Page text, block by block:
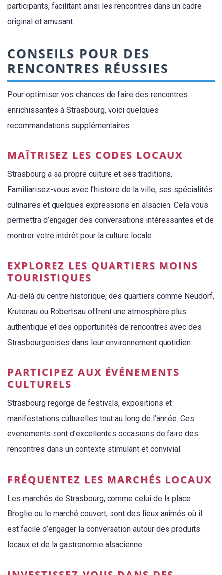
participants, facilitant ainsi les rencontres dans un cadre
original et amusant.
CONSEILS POUR DES
RENCONTRES RÉUSSIES
Pour optimiser vos chances de faire des rencontres
enrichissantes à Strasbourg, voici quelques
recommandations supplémentaires :
MAÎTRISEZ LES CODES LOCAUX
Strasbourg a sa propre culture et ses traditions.
Familiarisez-vous avec l’histoire de la ville, ses spécialités
culinaires et quelques expressions en alsacien. Cela vous
permettra d’engager des conversations intéressantes et de
montrer votre intérêt pour la culture locale.
EXPLOREZ LES QUARTIERS MOINS
TOURISTIQUES
Au-delà du centre historique, des quartiers comme Neudorf,
Krutenau ou Robertsau offrent une atmosphère plus
authentique et des opportunités de rencontres avec des
Strasbourgeoises dans leur environnement quotidien.
PARTICIPEZ AUX ÉVÉNEMENTS
CULTURELS
Strasbourg regorge de festivals, expositions et
manifestations culturelles tout au long de l’année. Ces
événements sont d’excellentes occasions de faire des
rencontres dans un contexte stimulant et convivial.
FRÉQUENTEZ LES MARCHÉS LOCAUX
Les marchés de Strasbourg, comme celui de la place
Broglie ou le marché couvert, sont des lieux animés où il
est facile d’engager la conversation autour des produits
locaux et de la gastronomie alsacienne.